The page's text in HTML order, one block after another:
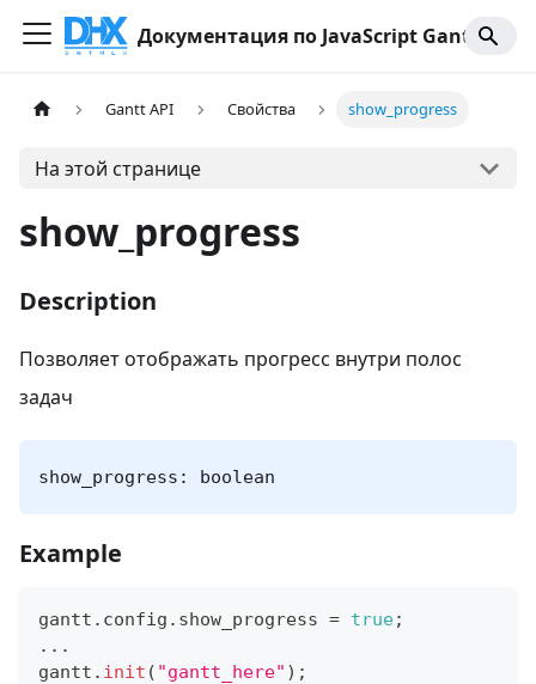
Документация по JavaScript Gantt
Gantt API Свойства show_progress
На этой странице
show_progress
Description
Позволяет отображать прогресс внутри полос
задач
show_progress: boolean
Example
gantt . config . show_progress = true;
...
gantt . init ( "gantt_here" ) ;